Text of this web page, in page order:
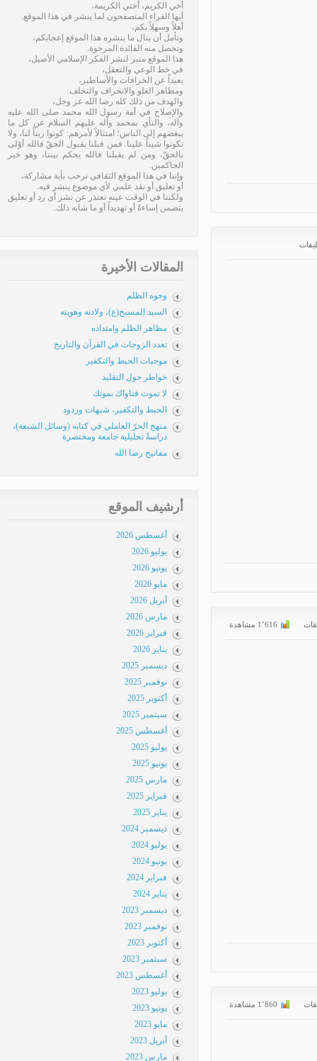
1٬616 مشاهدة
1٬860 مشاهدة
أخي الكريم، أختي الكريمة،
أيها القراء المتصفحون لما ينشر في هذا الموقع.
أهلاً وسهلاً بكم،
ونأمل أن ينال ما ينشره هذا الموقع إعجابكم،
وتحصل منه الفائدة المرجوة.
هذا الموقع منبر لنشر الفكر الإسلامي الأصيل،
في خط الوعي والتعقل،
بعيداً عن الخرافات والأساطير،
ومظاهر الغلو والانحراف والتخلف.
والهدف من ذلك كله رضا الله عز وجل،
والإصلاح في أمة رسول الله محمد صلى الله عليه
وآله، والنأي بمحمد وآله عليهم السلام عن كل ما
يبغضهم إلى الناس؛ امتثالاً لأمرهم: كونوا زيناً لنا، ولا
تكونوا شيناً علينا. فمن قبلنا بقبول الحقّ فالله أوْلى
بالحقّ، ومن لم يقبلنا فالله يحكم بيننا، وهو خير
الحاكمين.
وإننا في هذا الموقع الثقافي نرحب بأية مشاركة،
أو تعليق أو نقد علمي لأي موضوع ينشر فيه.
ولكننا في الوقت عينه نعتذر عن نشر أي رد أو تعليق
يتضمن إساءةً أو تهديداً أو ما شابه ذلك.
المقالات الأخيرة
وجوه الظلم
السيد المسيح(ع)، ولادته وهويته
مظاهر الظلم وامتداده
تعدد الزوجات في القرآن والتاريخ
موجبات الحبط والتكفير
خواطر حول التقليد
لا تموت فتاواك بموتك
الحبط والتكفير، شبهات وردود
منهج الحرّ العاملي في كتابه (وسائل الشيعة)،
دراسةٌ تحليلية جامعة ومختصرة
مفاتيح رضا الله
أرشيف الموقع
أغسطس 2026
يوليو 2026
يونيو 2026
مايو 2026
أبريل 2026
مارس 2026
فبراير 2026
يناير 2026
ديسمبر 2025
نوفمبر 2025
أكتوبر 2025
سبتمبر 2025
أغسطس 2025
يوليو 2025
يونيو 2025
مارس 2025
فبراير 2025
يناير 2025
ديسمبر 2024
يوليو 2024
يونيو 2024
فبراير 2024
يناير 2024
ديسمبر 2023
نوفمبر 2023
أكتوبر 2023
سبتمبر 2023
أغسطس 2023
يوليو 2023
يونيو 2023
مايو 2023
أبريل 2023
مارس 2023